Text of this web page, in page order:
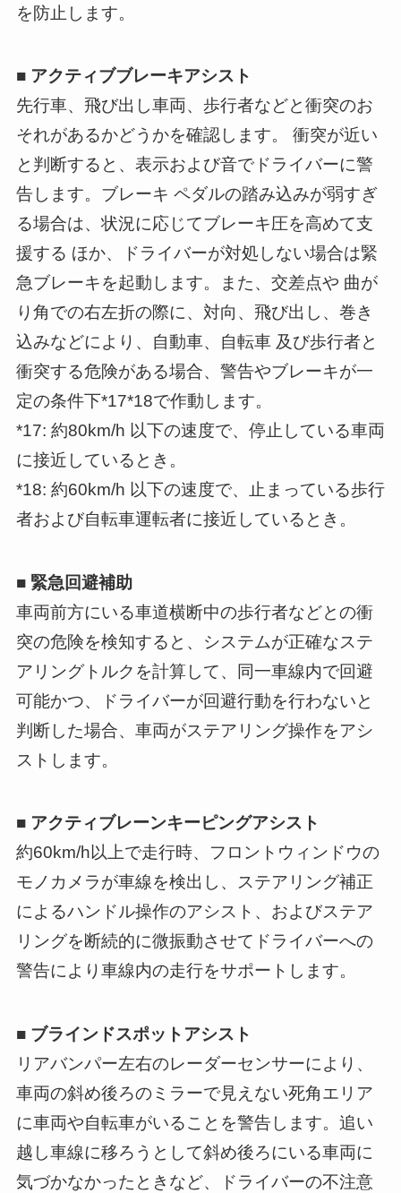
を防止します。
■ アクティブブレーキアシスト
先行車、飛び出し車両、歩行者などと衝突のお
それがあるかどうかを確認します。 衝突が近い
と判断すると、表示および音でドライバーに警
告します。ブレーキ ペダルの踏み込みが弱すぎ
る場合は、状況に応じてブレーキ圧を高めて支
援する ほか、ドライバーが対処しない場合は緊
急ブレーキを起動します。また、交差点や 曲が
り角での右左折の際に、対向、飛び出し、巻き
込みなどにより、自動車、自転車 及び歩行者と
衝突する危険がある場合、警告やブレーキが一
定の条件下*17*18で作動します。
*17: 約80km/h 以下の速度で、停止している車両
に接近しているとき。
*18: 約60km/h 以下の速度で、止まっている歩行
者および自転車運転者に接近しているとき。
■ 緊急回避補助
車両前方にいる車道横断中の歩行者などとの衝
突の危険を検知すると、システムが正確なステ
アリングトルクを計算して、同一車線内で回避
可能かつ、ドライバーが回避行動を行わないと
判断した場合、車両がステアリング操作をアシ
ストします。
■ アクティブレーンキーピングアシスト
約60km/h以上で走行時、フロントウィンドウの
モノカメラが車線を検出し、ステアリング補正
によるハンドル操作のアシスト、およびステア
リングを断続的に微振動させてドライバーへの
警告により車線内の走行をサポートします。
■ ブラインドスポットアシスト
リアバンパー左右のレーダーセンサーにより、
車両の斜め後ろのミラーで見えない死角エリア
に車両や自転車がいることを警告します。追い
越し車線に移ろうとして斜め後ろにいる車両に
気づかなかったときなど、ドライバーの不注意